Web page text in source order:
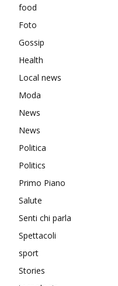
food
Foto
Gossip
Health
Local news
Moda
News
News
Politica
Politics
Primo Piano
Salute
Senti chi parla
Spettacoli
sport
Stories